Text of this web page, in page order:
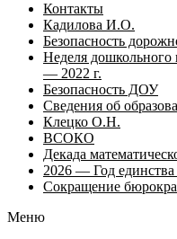
Контакты
Кадилова И.О.
Безопасность
Неделя дошкольного
— 2022 г.
Безопасность ДОУ
Сведения об
Клецко О.Н.
ВСОКО
Декада
2026 — Год
Сокращение
Меню